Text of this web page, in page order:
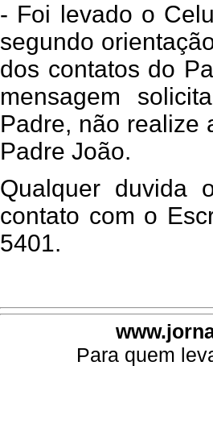
- Foi levado o
segundo
dos contatos do
mensagem
Padre, não realize
Padre João.
Qualquer duvida
contato com o
5401.
Para quem